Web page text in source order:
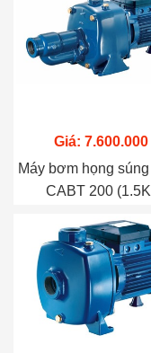
Giá:
Máy bơm họng
CABT 200